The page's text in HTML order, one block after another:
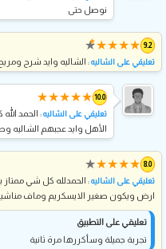
نوصل حتى
9.2
★
★
★
★
★
★
تعليقي على الشاليه: الشاليه وايد شرح
10.0
★
★
★
★
★
تعليقي على الشاليه: الحمد
الأهل وايد عجبهم الشاليه
8.0
★
★
★
★
★
تعليقي على الشاليه: الحمدلله كل شي
ارض ويكون صغير الايسكريم وماف
تعليقي على التطبيق
تجربة جميلة وسأكررها مرة ثانية